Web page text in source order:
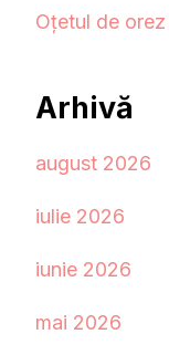
Oțetul de
Arhivă
august 2026
iulie 2026
iunie 2026
mai 2026